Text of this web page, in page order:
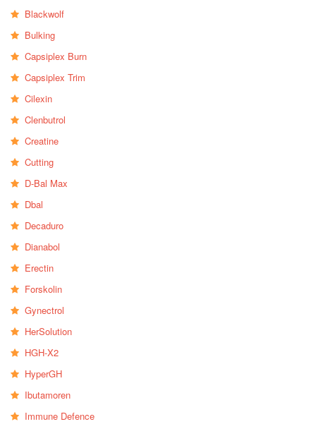
Blackwolf
Bulking
Capsiplex Burn
Capsiplex Trim
Cilexin
Clenbutrol
Creatine
Cutting
D-Bal Max
Dbal
Decaduro
Dianabol
Erectin
Forskolin
Gynectrol
HerSolution
HGH-X2
HyperGH
Ibutamoren
Immune Defence